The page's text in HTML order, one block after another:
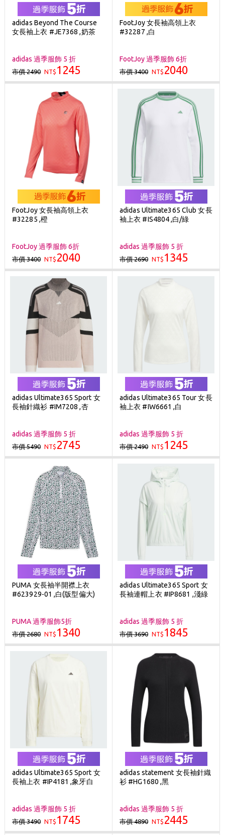
adidas Beyond The Course
女長袖上衣 #JE7368 ,奶茶
adidas 過季服飾 5 折
市價 2490 NT$ 1245
FootJoy 女長袖高領上衣
#32287 ,白
FootJoy 過季服飾 6折
市價 3400 NT$ 2040
FootJoy 女長袖高領上衣
#32285 ,橙
FootJoy 過季服飾 6折
市價 3400 NT$ 2040
adidas Ultimate365 Club 女長
袖上衣 #IS4804 ,白/綠
adidas 過季服飾 5 折
市價 2690 NT$ 1345
adidas Ultimate365 Sport 女
長袖針織衫 #IM7208 ,杏
adidas 過季服飾 5 折
市價 5490 NT$ 2745
adidas Ultimate365 Tour 女長
袖上衣 #IW6661 ,白
adidas 過季服飾 5 折
市價 2490 NT$ 1245
PUMA 女長袖半開襟上衣
#623929-01 ,白(版型偏大)
PUMA 過季服飾5折
市價 2680 NT$ 1340
adidas Ultimate365 Sport 女
長袖連帽上衣 #IP8681 ,淺綠
adidas 過季服飾 5 折
市價 3690 NT$ 1845
adidas Ultimate365 Sport 女
長袖上衣 #IP4181 ,象牙白
adidas 過季服飾 5 折
市價 3490 NT$ 1745
adidas statement 女長袖針織
衫 #HG1680 ,黑
adidas 過季服飾 5 折
市價 4890 NT$ 2445